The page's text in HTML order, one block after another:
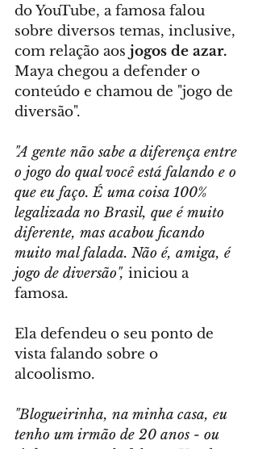
do YouTube, a famosa falou
sobre diversos temas, inclusive,
com relação aos jogos de azar.
Maya chegou a defender o
conteúdo e chamou de "jogo de
diversão".
"A gente não sabe a diferença entre
o jogo do qual você está falando e o
que eu faço. É uma coisa 100%
legalizada no Brasil, que é muito
diferente, mas acabou ficando
muito mal falada. Não é, amiga, é
jogo de diversão", iniciou a
famosa.
Ela defendeu o seu ponto de
vista falando sobre o
alcoolismo.
"Blogueirinha, na minha casa, eu
tenho um irmão de 20 anos - ou